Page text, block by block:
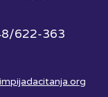
622-363